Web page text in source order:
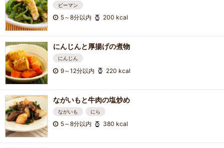
ピーマン
5～8分以内 200 kcal
にんじんと厚揚げの煮物
にんじん
9～12分以内 220 kcal
ながいもと牛肉の塩炒め
ながいも にら
5～8分以内 380 kcal